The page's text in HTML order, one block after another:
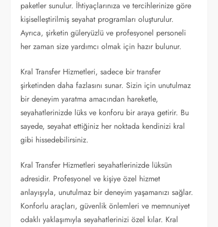
paketler sunulur. İhtiyaçlarınıza ve tercihlerinize göre
kişiselleştirilmiş seyahat programları oluşturulur.
Ayrıca, şirketin güleryüzlü ve profesyonel personeli
her zaman size yardımcı olmak için hazır bulunur.
Kral Transfer Hizmetleri, sadece bir transfer
şirketinden daha fazlasını sunar. Sizin için unutulmaz
bir deneyim yaratma amacından hareketle,
seyahatlerinizde lüks ve konforu bir araya getirir. Bu
sayede, seyahat ettiğiniz her noktada kendinizi kral
gibi hissedebilirsiniz.
Kral Transfer Hizmetleri seyahatlerinizde lüksün
adresidir. Profesyonel ve kişiye özel hizmet
anlayışıyla, unutulmaz bir deneyim yaşamanızı sağlar.
Konforlu araçları, güvenlik önlemleri ve memnuniyet
odaklı yaklaşımıyla seyahatlerinizi özel kılar. Kral